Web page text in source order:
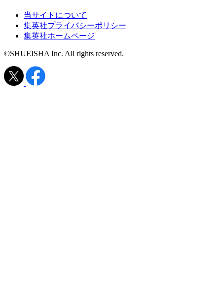
当サイトについて
集英社プライバシーポリシー
集英社ホームページ
©SHUEISHA Inc. All rights reserved.